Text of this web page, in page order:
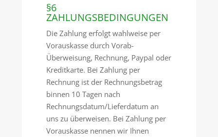
§6
ZAHLUNGSBEDINGUNGEN
Die Zahlung erfolgt wahlweise per
Vorauskasse durch Vorab-
Überweisung, Rechnung, Paypal oder
Kreditkarte. Bei Zahlung per
Rechnung ist der Rechnungsbetrag
binnen 10 Tagen nach
Rechnungsdatum/Lieferdatum an
uns zu überweisen. Bei Zahlung per
Vorauskasse nennen wir Ihnen